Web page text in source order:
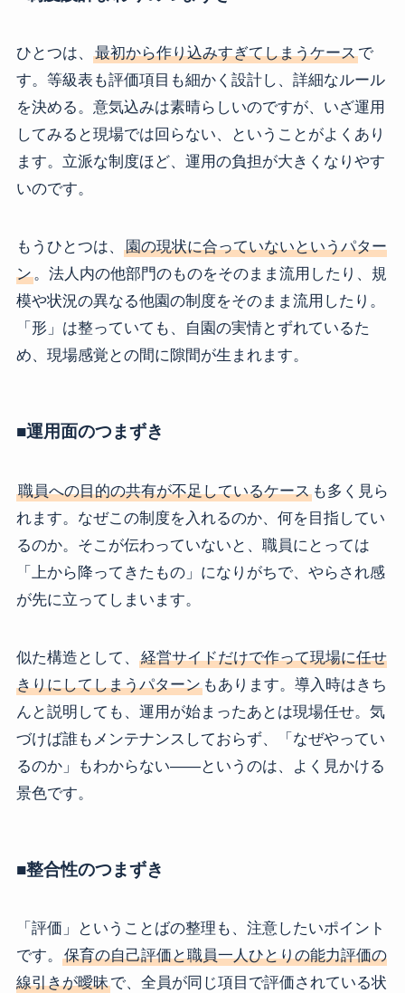
ひとつは、 最初から作り込みすぎてしまうケースで
す。等級表も評価項目も細かく設計し、詳細なルール
を決める。意気込みは素晴らしいのですが、いざ運用
してみると現場では回らない、ということがよくあり
ます。立派な制度ほど、運用の負担が大きくなりやす
いのです。
もうひとつは、
園の現状に合っていないというパター
ン。法人内の他部門のものをそのまま流用したり、規
模や状況の異なる他園の制度をそのまま流用したり。
「形」は整っていても、自園の実情とずれているた
め、現場感覚との間に隙間が生まれます。
■運用面のつまずき
職員への目的の共有が不足しているケースも多く見ら
れます。なぜこの制度を入れるのか、何を目指してい
るのか。そこが伝わっていないと、職員にとっては
「上から降ってきたもの」になりがちで、やらされ感
が先に立ってしまいます。
似た構造として、
経営サイドだけで作って現場に任せ
きりにしてしまうパターンもあります。導入時はきち
んと説明しても、運用が始まったあとは現場任せ。気
づけば誰もメンテナンスしておらず、「なぜやってい
るのか」もわからない――というのは、よく見かける
景色です。
■整合性のつまずき
「評価」ということばの整理も、注意したいポイント
です。
保育の自己評価と職員一人ひとりの能力評価の
線引きが曖昧で、全員が同じ項目で評価されている状